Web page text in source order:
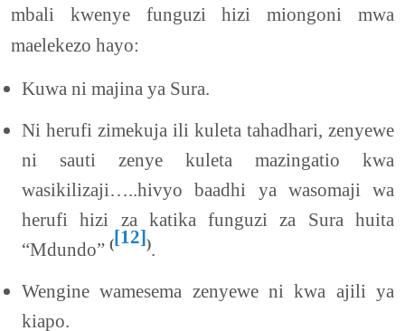
mbali kwenye funguzi hizi miongoni mwa
maelekezo hayo:
Kuwa ni majina ya Sura.
Ni herufi zimekuja ili kuleta tahadhari, zenyewe
ni sauti zenye kuleta mazingatio kwa
wasikilizaji…..hivyo baadhi ya wasomaji wa
herufi hizi za katika funguzi za Sura huita
“Mdundo” ([12]).
Wengine wamesema zenyewe ni kwa ajili ya
kiapo.